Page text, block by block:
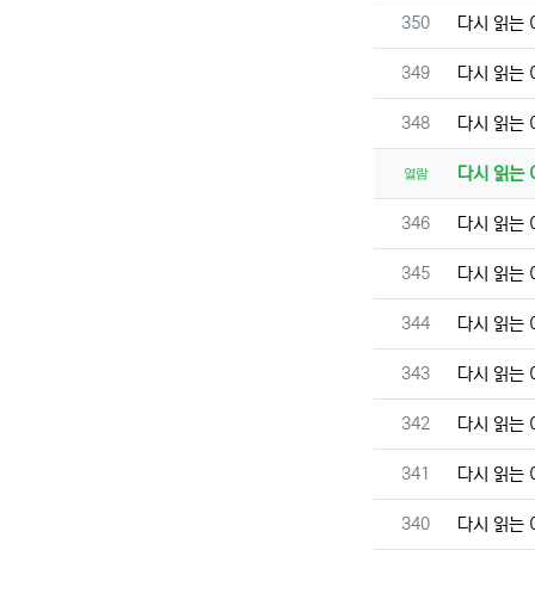
번호
350 다시 읽는
번호
349 다시 읽는
번호
348 다시 읽는
열람 다시 읽는
번호
346 다시 읽는
번호
345 다시 읽는
번호
344 다시 읽는
번호
343 다시 읽는
번호
342 다시 읽는
번호
341 다시 읽는
번호
340 다시 읽는